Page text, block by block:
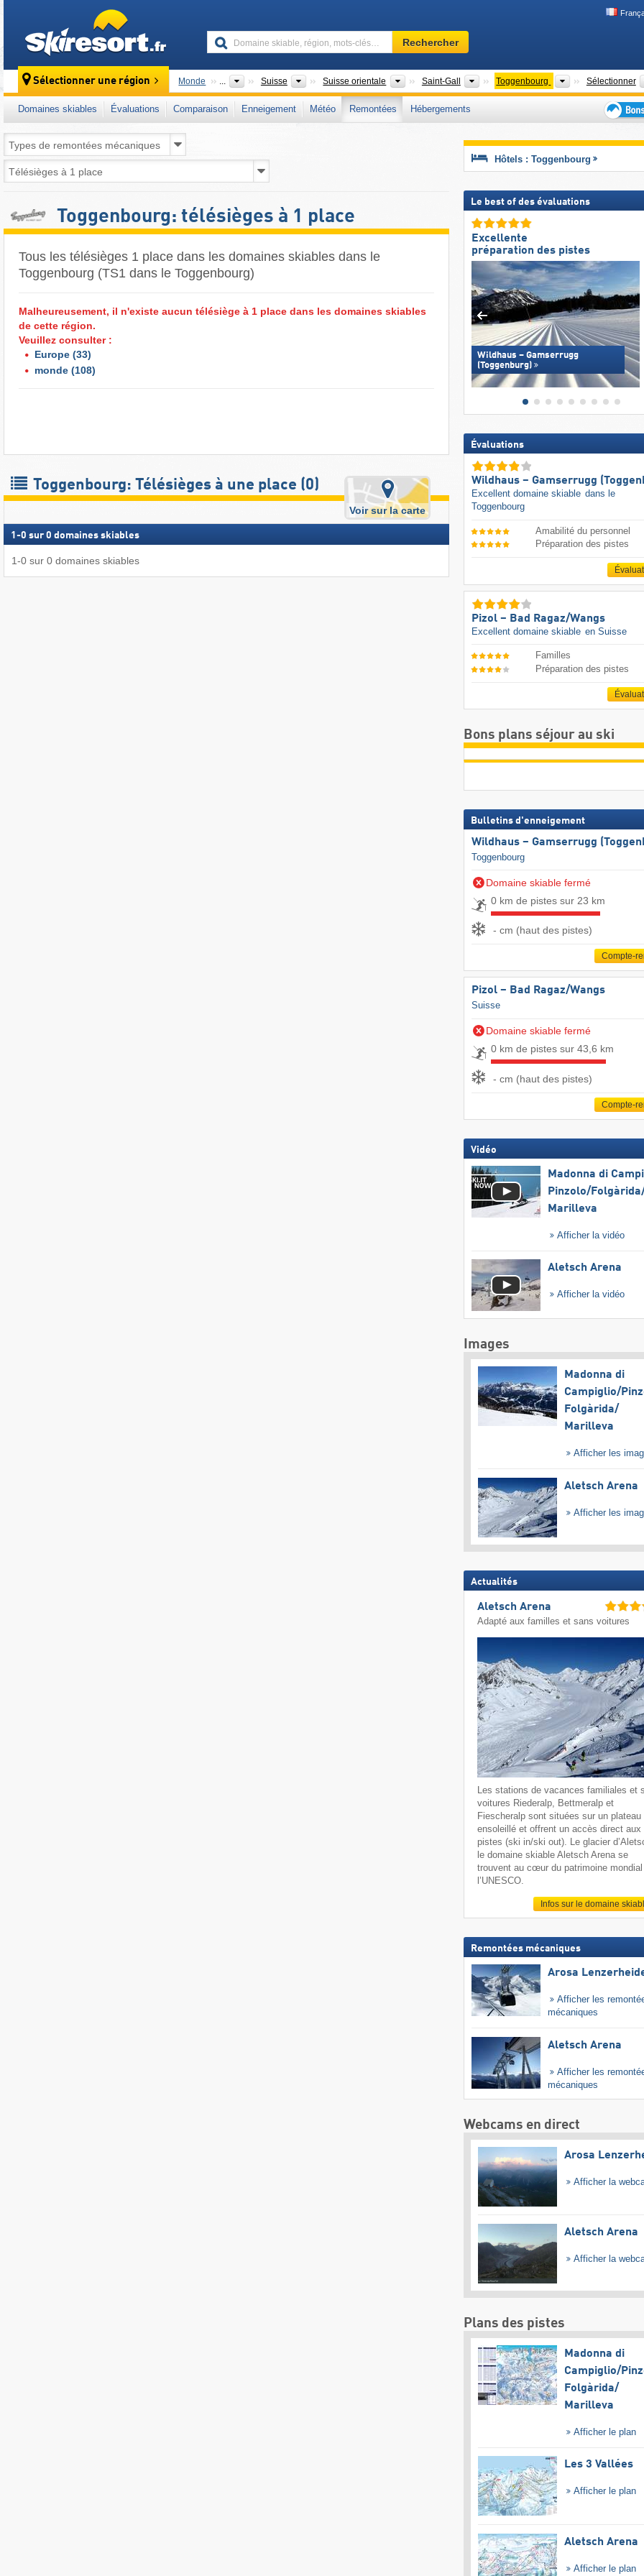
Domaine
skiable,
mots-
clés…
Rechercher
Sélectionner une région Monde ... Suisse PaysSuisse orientale Grandes régions
Saint-Gall Cantons
Toggenbourg Régions
Sélectionner
Domaines skiables Évaluations Comparaison Enneigement Météo Remontées
Hébergements
plans
Toggenbourg: télésièges à 1 place
Tous les télésièges 1 place dans les domaines skiables dans le
Toggenbourg (TS1 dans le Toggenbourg)
Malheureusement, il n'existe aucun télésiège à 1 place dans les domaines skiables
de cette région.
Veuillez consulter :
Europe (33)
monde (108)
Toggenbourg: Télésièges à une place (0)
Voir sur la carte
1 -0 sur0 domaines skiables
1-0 sur 0 domaines skiables
Hôtels : Toggenbourg
Le best of des évaluations
Excellente
préparation des pistes
Wildhaus – Gamserrugg
(Toggenburg)
Évaluations
Wildhaus – Gamserrugg
Excellent domaine skiable dans le
Toggenbourg
Amabilité du personnel
Préparation des pistes
Pizol – Bad Ragaz/​Wangs
Excellent domaine skiable en Suisse
Familles
Préparation des pistes
Bons plans séjour au ski
Bulletins d'enneigement
Wildhaus – Gamserrugg
Toggenbourg
Domaine skiable fermé
0 km de pistes sur 23 km
- cm (haut des pistes)
Compte-
Pizol – Bad Ragaz/​Wangs
Suisse
Domaine skiable fermé
0 km de pistes sur 43,6 km
- cm (haut des pistes)
Compte-
Vidéo
Madonna di
Pinzolo/​
Marilleva
Afficher la vidéo
Aletsch Arena
Afficher la vidéo
Images
Madonna di
Campiglio/​
Folgàrida/​
Marilleva
Afficher les
Aletsch Arena
Afficher les
Actualités
Aletsch Arena
Adapté aux familles et sans voitures
Les stations de vacances familiales et
voitures Riederalp, Bettmeralp et
Fiescheralp sont situées sur un plateau
ensoleillé et offrent un accès direct aux
pistes (ski in/ski out). Le glacier
le domaine skiable Aletsch Arena se
trouvent au cœur du patrimoine
l’UNESCO.
Infos sur le domaine
Remontées mécaniques
Arosa
Afficher les
mécaniques
Aletsch Arena
Afficher les
mécaniques
Webcams en direct
Arosa
Afficher la
Aletsch Arena
Afficher la
Plans des pistes
Madonna di
Campiglio/​
Folgàrida/​
Marilleva
Afficher le plan
Les 3 Vallées
Afficher le plan
Aletsch Arena
Afficher le plan